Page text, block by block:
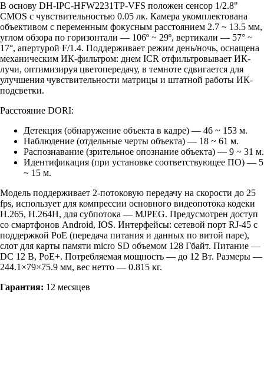
В основу DH-IPC-HFW2231TP-VFS положен сенсор 1/2.8"
CMOS с чувствительностью 0.05 лк. Камера укомплектована
объективом с переменным фокусным расстоянием 2.7 ~ 13.5 мм,
углом обзора по горизонтали — 106º ~ 29º, вертикали — 57° ~
17°, апертурой F/1.4. Поддерживает режим день/ночь, оснащена
механическим ИК-фильтром: днем ICR отфильтровывает ИК-
лучи, оптимизируя цветопередачу, в темноте сдвигается для
улучшения чувствительности матрицы и штатной работы ИК-
подсветки.
Расстояние DORI:
Детекция (обнаружение объекта в кадре) — 46 ~ 153 м.
Наблюдение (отдельные черты объекта) — 18 ~ 61 м.
Распознавание (зрительное опознание объекта) — 9 ~ 31 м.
Идентификация (при установке соответствующее ПО) — 5
~ 15 м.
Модель поддерживает 2-потоковую передачу на скорости до 25
fps, использует для компрессии основного видеопотока кодеки
H.265, H.264H, для субпотока — MJPEG. Предусмотрен доступ
со смартфонов Android, IOS. Интерфейсы: сетевой порт RJ-45 с
поддержкой РоЕ (передача питания и данных по витой паре),
слот для карты памяти micro SD объемом 128 Гбайт. Питание —
DC 12 В, РоЕ+. Потребляемая мощность — до 12 Вт. Размеры —
244.1×79×75.9 мм, вес нетто — 0.815 кг.
Гарантия: 12 месяцев